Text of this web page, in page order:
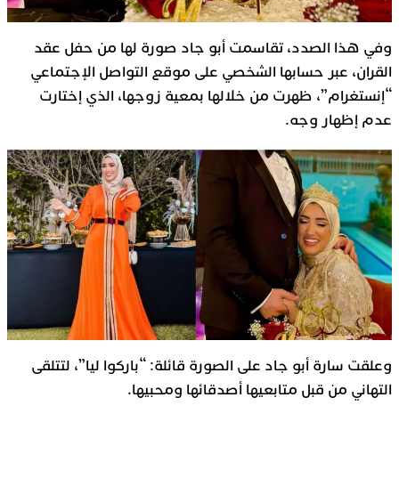
وفي هذا الصدد، تقاسمت أبو جاد صورة لها من حفل عقد
القران، عبر حسابها الشخصي على موقع التواصل الإجتماعي
“إنستغرام”، ظهرت من خلالها بمعية زوجها، الذي إختارت
عدم إظهار وجه.
وعلقت سارة أبو جاد على الصورة قائلة: “باركوا ليا”، لتتلقى
التهاني من قبل متابعيها أصدقائها ومحبيها.